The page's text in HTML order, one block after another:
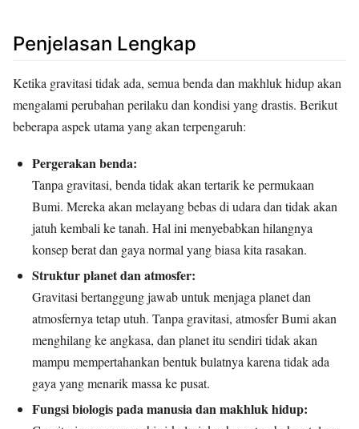
Penjelasan Lengkap
Ketika gravitasi tidak ada, semua benda dan makhluk hidup akan
mengalami perubahan perilaku dan kondisi yang drastis. Berikut
beberapa aspek utama yang akan terpengaruh:
Pergerakan benda:
Tanpa gravitasi, benda tidak akan tertarik ke permukaan
Bumi. Mereka akan melayang bebas di udara dan tidak akan
jatuh kembali ke tanah. Hal ini menyebabkan hilangnya
konsep berat dan gaya normal yang biasa kita rasakan.
Struktur planet dan atmosfer:
Gravitasi bertanggung jawab untuk menjaga planet dan
atmosfernya tetap utuh. Tanpa gravitasi, atmosfer Bumi akan
menghilang ke angkasa, dan planet itu sendiri tidak akan
mampu mempertahankan bentuk bulatnya karena tidak ada
gaya yang menarik massa ke pusat.
Fungsi biologis pada manusia dan makhluk hidup: